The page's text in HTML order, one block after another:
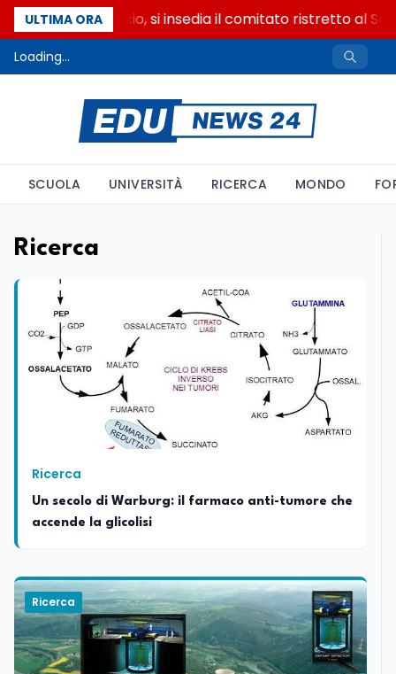
ULTIMA ORA
Riforma del calcio, si insedia il comitato ristretto al
Loading...
SCUOLA UNIVERSITÀ RICERCA MONDO
Ricerca
Ricerca
Un secolo di Warburg: il farmaco anti-tumore che
accende la glicolisi
Ricerca